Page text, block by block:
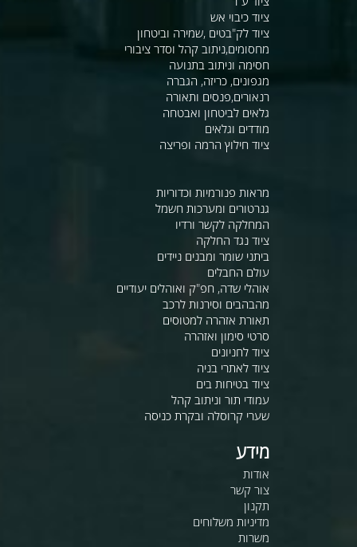
ציוד כיבוי אש
ציוד לק"בטים ,שמירה וביטחון
מחסומים,ניתוב קהל וסדר ציבורי
חסימה וניתוב בתנועה
מגפונים, כריזה, הגברה
רנאורים,פנסים ותאורה
גלאים לביטחון ואבטחה
מודדים וגלאים
ציוד חילוץ הרמה ופריצה
מראות פנורמיות וכדוריות
גנרטורים ומערכות חשמל
המחלקה לקשר ורדיו
ציוד נגד החלקה
ביתני שומר ומבנים ניידים
עולם החבלים
אוהלי שדה, חפ"ק ואוהלים יעודיים
מהבהבים וסירנות לרכב
תאורת אזהרה למטוסים
סרטי סימון ואזהרה
ציוד לחניונים
ציוד לאתרי בניה
ציוד בטיחות בים
עמודי תור וניתוב קהל
שערי קרוסלה ובקרת כניסה
מידע
אודות
צור קשר
תקנון
מדיניות משלוחים
משרות